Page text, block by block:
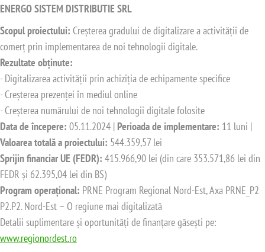
ENERGO SISTEM DISTRIBUTIE SRL
Scopul proiectului: Creșterea gradului de digitalizare a activității de
comerț prin implementarea de noi tehnologii digitale.
Rezultate obținute:
- Digitalizarea activității prin achiziția de echipamente specifice
- Creșterea prezenței în mediul online
- Creșterea numărului de noi tehnologii digitale folosite
Data de începere: 05.11.2024 | Perioada de implementare: 11 luni |
Valoarea totală a proiectului: 544.359,57 lei
Sprijin financiar UE (FEDR): 415.966,90 lei (din care 353.571,86 lei din
FEDR și 62.395,04 lei din BS)
Program operațional: PRNE Program Regional Nord-Est, Axa PRNE_P2
P2.P2. Nord-Est – O regiune mai digitalizată
Detalii suplimentare și oportunități de finanțare găsești pe:
www.regionordest.ro